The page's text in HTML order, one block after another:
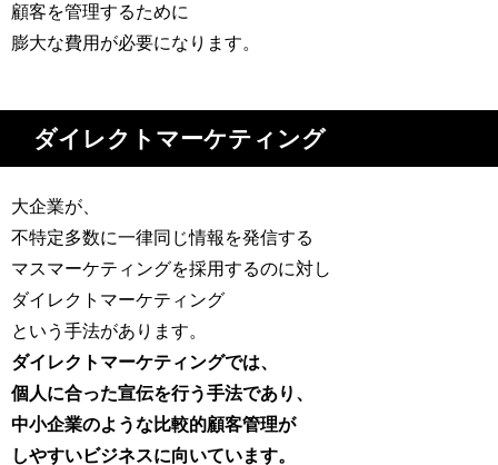
顧客を管理するために
膨大な費用が必要になります。
ダイレクトマーケティング
大企業が、
不特定多数に一律同じ情報を発信する
マスマーケティングを採用するのに対し
ダイレクトマーケティング
という手法があります。
ダイレクトマーケティングでは、
個人に合った宣伝を行う手法であり、
中小企業のような比較的顧客管理が
しやすいビジネスに向いています。